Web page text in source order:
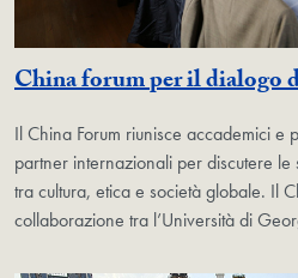
China forum per il dialogo
Il China Forum riunisce accademici e
partner internazionali per discutere
tra cultura, etica e società globale. Il
collaborazione tra l’Università di